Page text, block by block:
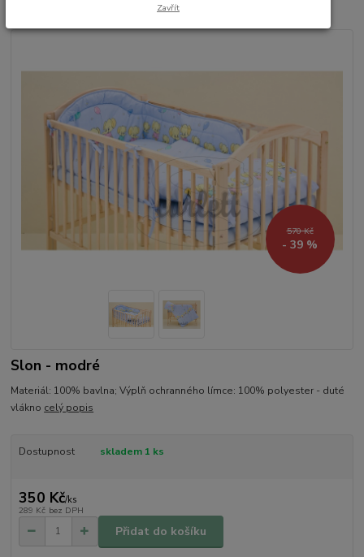
570 Kč
- 39 %
Slon - modré
Materiál: 100% bavlna; Výplň ochranného límce: 100% polyester - duté
vlákno celý popis
Dostupnost skladem 1 ks
350 Kč/ks
289 Kč bez DPH
Přidat do košíku
Zavřít